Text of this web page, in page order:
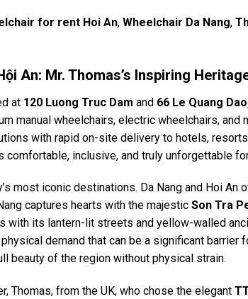
for rent Hoi An, Wheelchair Da Nang,
An: Mr. Thomas’s Inspiring
at 120 Luong Truc Dam and 66 Le Quang
manual wheelchairs, electric wheelchairs,
with rapid on-site delivery to hotels,
comfortable, inclusive, and truly unforgettable
most iconic destinations. Da Nang and Hoi
captures hearts with the majestic Son Tra
with its lantern-lit streets and yellow-walled
demand that can be a significant barrier
beauty of the region without physical strain.
Thomas, from the UK, who chose the elegant